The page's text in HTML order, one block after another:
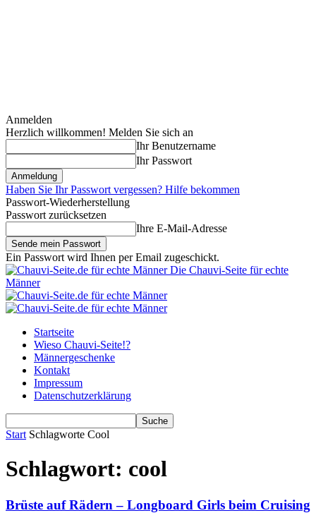
Anmelden
Herzlich willkommen! Melden Sie sich an
Ihr Benutzername
Ihr Passwort
Haben Sie Ihr Passwort vergessen? Hilfe bekommen
Passwort-Wiederherstellung
Passwort zurücksetzen
Ihre E-Mail-Adresse
Ein Passwort wird Ihnen per Email zugeschickt.
Die Chauvi-Seite für echte
Männer
Startseite
Wieso Chauvi-Seite!?
Männergeschenke
Kontakt
Impressum
Datenschutzerklärung
Start Schlagworte Cool
Schlagwort: cool
Brüste auf Rädern – Longboard Girls beim Cruising